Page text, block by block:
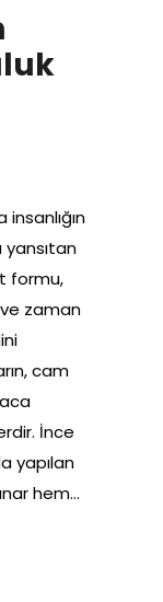
yansıtan
formu,
zaman
cam
İnce
yapılan
hem…